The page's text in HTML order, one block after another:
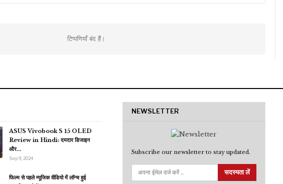
टिप्पणियाँ बंद हैं।
ASUS Vivobook S 15 OLED
Review in Hindi: दमदार डिजाइन
और…
Sep 9, 2024
फिल्म से पहले म्यूजिक वीडियो में लॉन्च हुई
NEWSLETTER
Subscribe our newsletter to stay updated.
सदस्यता लें